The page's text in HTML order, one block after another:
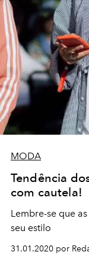
MODA
Tendência
com cautela!
Lembre-se que
seu estilo
31.01.2020 por